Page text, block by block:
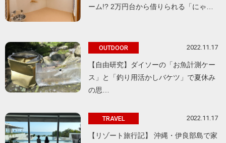
ーム!? 2万円台から借りられる「にゃ…
OUTDOOR 2022.11.17
【自由研究】ダイソーの「お魚計測ケー
ス」と「釣り用活かしバケツ」で夏休み
の思…
TRAVEL 2022.11.17
【リゾート旅行記】 沖縄・伊良部島で家